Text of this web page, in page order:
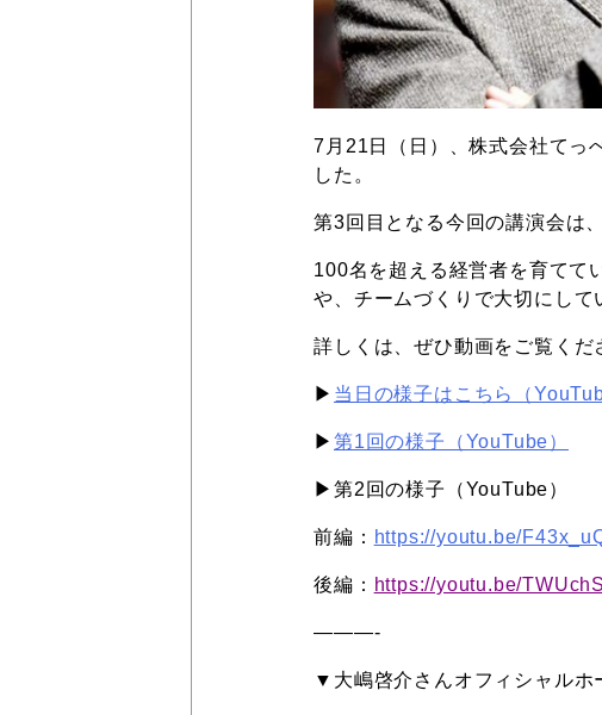
7月21日（日）、株式会社てっ
した。
第3回目となる今回の講演会は
100名を超える経営者を育てて
や、チームづくりで大切にして
詳しくは、ぜひ動画をご覧くだ
▶︎ 当日の様子はこちら（
▶︎第1回の様子（YouTube）
▶︎第2回の様子（YouTube）
前編： https://youtu.be/
後編： https://youtu.be/
———-
▼大嶋啓介さんオフィシャルホ